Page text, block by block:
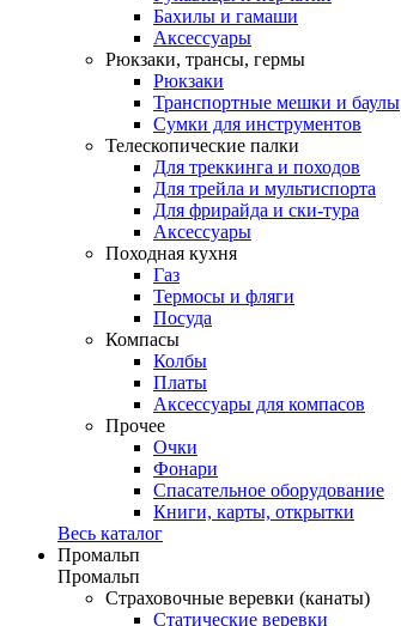
Бахилы и гамаши
Аксессуары
Рюкзаки, трансы, гермы
Рюкзаки
Транспортные мешки и баулы
Сумки для инструментов
Телескопические палки
Для треккинга и походов
Для трейла и мультиспорта
Для фрирайда и ски-тура
Аксессуары
Походная кухня
Газ
Термосы и фляги
Посуда
Компасы
Колбы
Платы
Аксессуары для компасов
Прочее
Очки
Фонари
Спасательное оборудование
Книги, карты, открытки
Весь каталог
Промальп
Промальп
Страховочные веревки (канаты)
Статические веревки